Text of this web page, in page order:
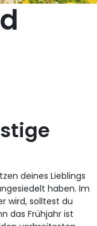
deines Lieblings
haben. Im
wird, solltest du
das Frühjahr ist